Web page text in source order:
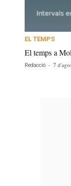
EL TEMPS
El temps a
Redacció - 7